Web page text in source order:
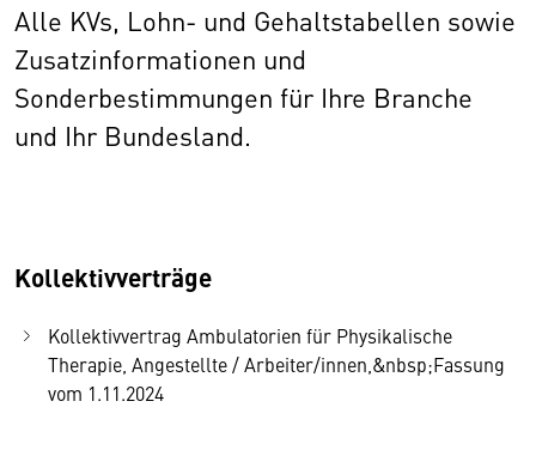
Alle KVs, Lohn- und Gehaltstabellen sowie
Zusatzinformationen und
Sonderbestimmungen für Ihre Branche
und Ihr Bundesland.
Kollektivverträge
Kollektivvertrag Ambulatorien für Physikalische
Therapie, Angestellte / Arbeiter/innen,&nbsp;Fassung
vom 1.11.2024